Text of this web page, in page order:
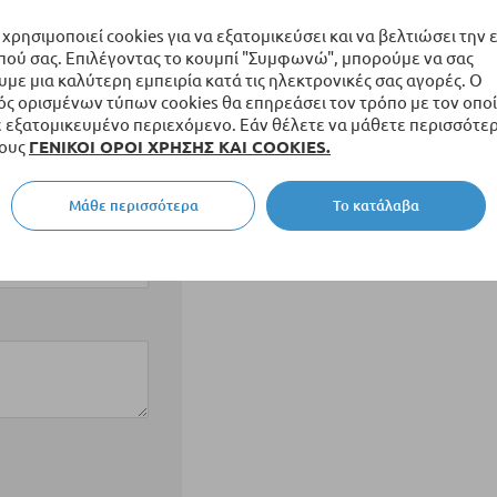
cookies για να εξατομικεύσει και να βελτιώσει την
σας. Επιλέγοντας το κουμπί "Συμφωνώ", μπορούμε να σας
μια καλύτερη εμπειρία κατά τις ηλεκτρονικές σας αγορές. Ο
ορισμένων τύπων cookies θα επηρεάσει τον τρόπο με τον
περιεχόμενο. Εάν θέλετε να μάθετε
ΓΕΝΙΚΟΙ ΟΡΟΙ ΧΡΗΣΗΣ ΚΑΙ COOKIES.
Το κατάλαβα
Μάθε περισσότερα